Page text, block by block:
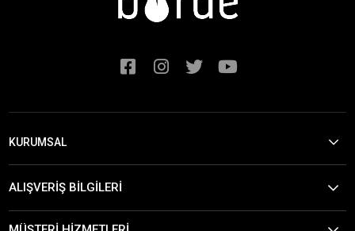
KURUMSAL
ALIŞVERİŞ BİLGİLERİ